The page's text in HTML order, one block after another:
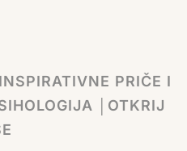
PRIČE I
│OTKRIJ